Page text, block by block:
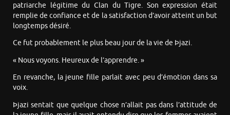
patriarche légitime du Clan du Tigre. Son expression était
remplie de confiance et de la satisfaction d’avoir atteint un but
longtemps désiré.
Ce fut probablement le plus beau jour de la vie de Þjazi.
« Nous voyons. Heureux de l’apprendre. »
En revanche, la jeune fille parlait avec peu d’émotion dans sa
voix.
Þjazi sentait que quelque chose n’allait pas dans l’attitude de